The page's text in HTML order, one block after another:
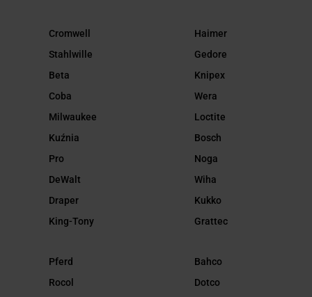
Cromwell
Stahlwille
Beta
Coba
Milwaukee
Kuźnia
Pro
DeWalt
Draper
King-Tony
Haimer
Gedore
Knipex
Wera
Loctite
Bosch
Noga
Wiha
Kukko
Grattec
Pferd
Rocol
Bahco
Dotco